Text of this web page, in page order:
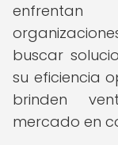
buscar
su eficiencia
brinden
mercado en